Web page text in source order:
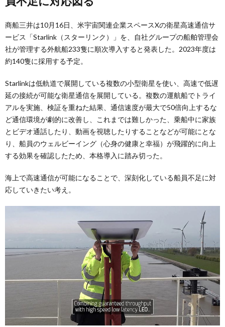
商船三井は10月16日、米宇宙関連企業スペースXの衛星高速通信サ
ービス「Starlink（スターリンク）」を、自社グループの船舶管理会
社が管理する外航船233隻に順次導入すると発表した。2023年度は
約140隻に採用する予定。
Starlinkは低軌道で展開している複数の小型衛星を使い、高速で低遅
延の接続が可能な衛星通信を展開している。複数の運航船でトライ
アルを実施、検証を重ねた結果、通信速度が最大で50倍向上するな
ど通信環境が劇的に改善し、これまでは難しかった、乗船中に家族
とビデオ通話したり、動画を視聴したりすることなどが可能にとな
り、船員のウェルビーイング（心身の健康と幸福）が飛躍的に向上
する効果を確認したため、本格導入に踏み切った。
海上で高速通信が可能になることで、深刻化している船員不足に対
応していきたい考え。